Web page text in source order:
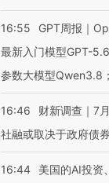
16:55
GPT周报｜
最新入门模型GPT-
参数大模型Qwen3.8
16:46
财新调查｜7
社融或取决于政府债券
16:44 美国的AI投资